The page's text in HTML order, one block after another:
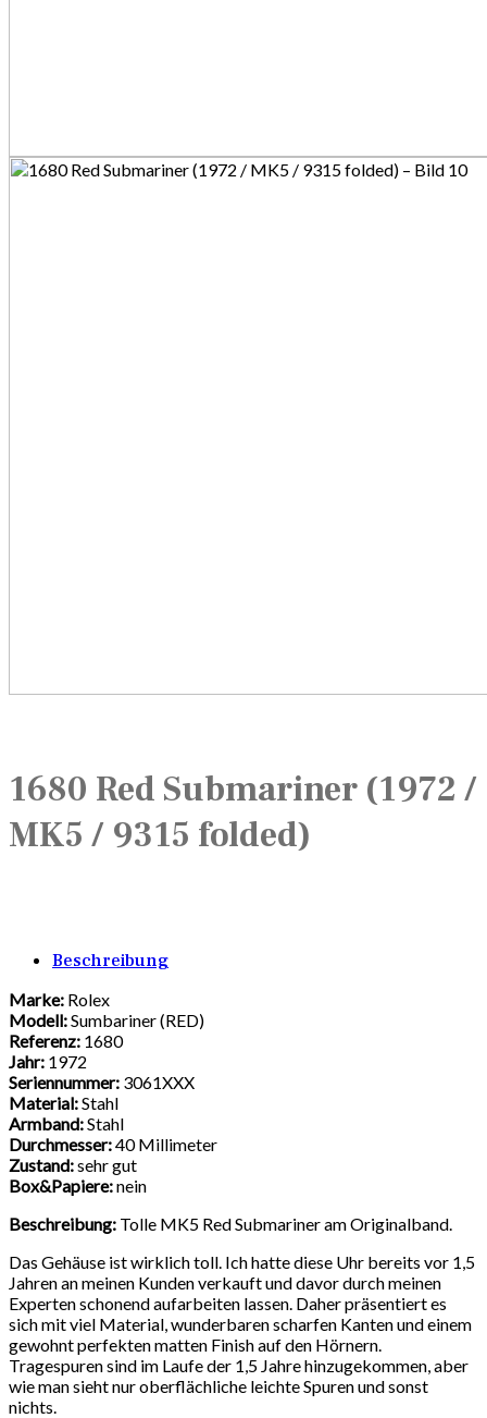
1680 Red Submariner (1972 /
MK5 / 9315 folded)
Beschreibung
Marke: Rolex
Modell:Sumbariner (RED)
Referenz: 1680
Jahr: 1972
Seriennummer: 3061XXX
Material:Stahl
Armband:Stahl
Durchmesser:40 Millimeter
Zustand:sehr gut
Box&Papiere:nein
Beschreibung: Tolle MK5 Red Submariner am Originalband.
Das Gehäuse ist wirklich toll. Ich hatte diese Uhr bereits vor 1,5
Jahren an meinen Kunden verkauft und davor durch meinen
Experten schonend aufarbeiten lassen. Daher präsentiert es
sich mit viel Material, wunderbaren scharfen Kanten und einem
gewohnt perfekten matten Finish auf den Hörnern.
Tragespuren sind im Laufe der 1,5 Jahre hinzugekommen, aber
wie man sieht nur oberflächliche leichte Spuren und sonst
nichts.